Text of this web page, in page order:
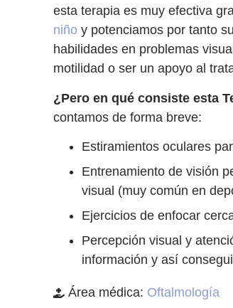
esta terapia es muy efectiva
niño y potenciamos por tanto
habilidades en problemas
motilidad o ser un apoyo al
¿Pero en qué consiste esta
contamos de forma breve:
Estiramientos oculares
Entrenamiento de visión
visual (muy común en
Ejercicios de enfocar
Percepción visual y
información y así
Área médica: Oftalmología